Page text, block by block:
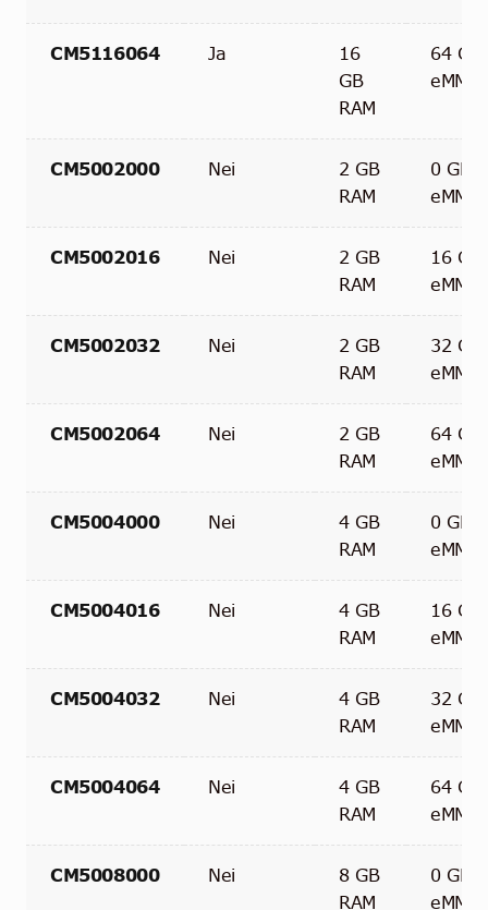
CM5116064 Ja
16
GB
RAM
64 GB
eMMC
CM5002000 Nei
2 GB
RAM
0 GB
eMMC
CM5002016 Nei
2 GB
RAM
16 GB
eMMC
CM5002032 Nei
2 GB
RAM
32 GB
eMMC
CM5002064 Nei
2 GB
RAM
64 GB
eMMC
CM5004000 Nei
4 GB
RAM
0 GB
eMMC
CM5004016 Nei
4 GB
RAM
16 GB
eMMC
CM5004032 Nei
4 GB
RAM
32 GB
eMMC
CM5004064 Nei
4 GB
RAM
64 GB
eMMC
CM5008000 Nei
8 GB
RAM
0 GB
eMMC